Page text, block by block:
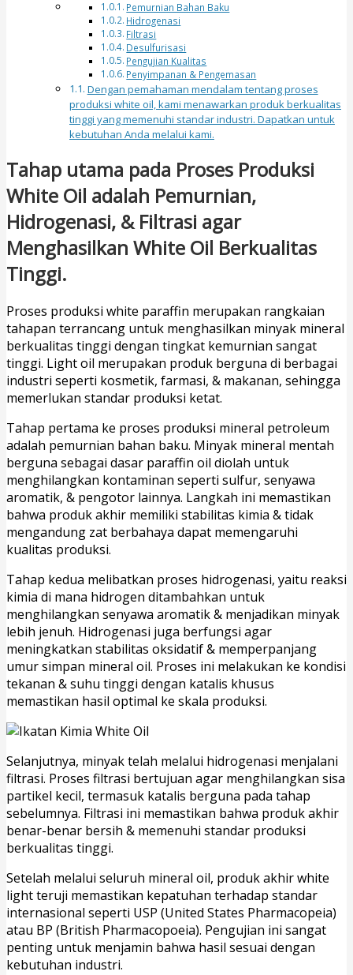
Pemurnian Bahan Baku
Hidrogenasi
Filtrasi
Desulfurisasi
Pengujian Kualitas
Penyimpanan & Pengemasan
Dengan pemahaman mendalam tentang proses
produksi white oil, kami menawarkan produk berkualitas
tinggi yang memenuhi standar industri. Dapatkan untuk
kebutuhan Anda melalui kami.
Tahap utama pada Proses Produksi
White Oil adalah Pemurnian,
Hidrogenasi, & Filtrasi agar
Menghasilkan White Oil Berkualitas
Tinggi.
Proses produksi white paraffin merupakan rangkaian
tahapan terrancang untuk menghasilkan minyak mineral
berkualitas tinggi dengan tingkat kemurnian sangat
tinggi. Light oil merupakan produk berguna di berbagai
industri seperti kosmetik, farmasi, & makanan, sehingga
memerlukan standar produksi ketat.
Tahap pertama ke proses produksi mineral petroleum
adalah pemurnian bahan baku. Minyak mineral mentah
berguna sebagai dasar paraffin oil diolah untuk
menghilangkan kontaminan seperti sulfur, senyawa
aromatik, & pengotor lainnya. Langkah ini memastikan
bahwa produk akhir memiliki stabilitas kimia & tidak
mengandung zat berbahaya dapat memengaruhi
kualitas produksi.
Tahap kedua melibatkan proses hidrogenasi, yaitu reaksi
kimia di mana hidrogen ditambahkan untuk
menghilangkan senyawa aromatik & menjadikan minyak
lebih jenuh. Hidrogenasi juga berfungsi agar
meningkatkan stabilitas oksidatif & memperpanjang
umur simpan mineral oil. Proses ini melakukan ke kondisi
tekanan & suhu tinggi dengan katalis khusus
memastikan hasil optimal ke skala produksi.
Selanjutnya, minyak telah melalui hidrogenasi menjalani
filtrasi. Proses filtrasi bertujuan agar menghilangkan sisa
partikel kecil, termasuk katalis berguna pada tahap
sebelumnya. Filtrasi ini memastikan bahwa produk akhir
benar-benar bersih & memenuhi standar produksi
berkualitas tinggi.
Setelah melalui seluruh mineral oil, produk akhir white
light teruji memastikan kepatuhan terhadap standar
internasional seperti USP (United States Pharmacopeia)
atau BP (British Pharmacopoeia). Pengujian ini sangat
penting untuk menjamin bahwa hasil sesuai dengan
kebutuhan industri.